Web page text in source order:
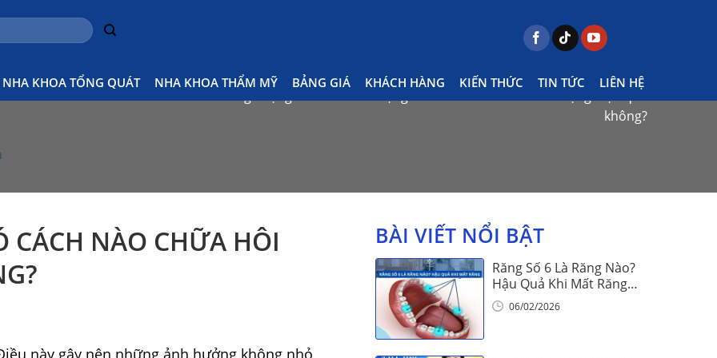
NHA KHOA TỔNG QUÁT NHA KHOA THẨM MỸ BẢNG GIÁ KHÁCH HÀNG KIẾN THỨC TIN TỨC LIÊN HỆ
không?
CÁCH NÀO CHỮA HÔI
này gây nên những ảnh hưởng không nhỏ
BÀI VIẾT NỔI BẬT
Răng Số 6 Là Răng Nào?
Hậu Quả Khi Mất Răng
Số 606/02/2026